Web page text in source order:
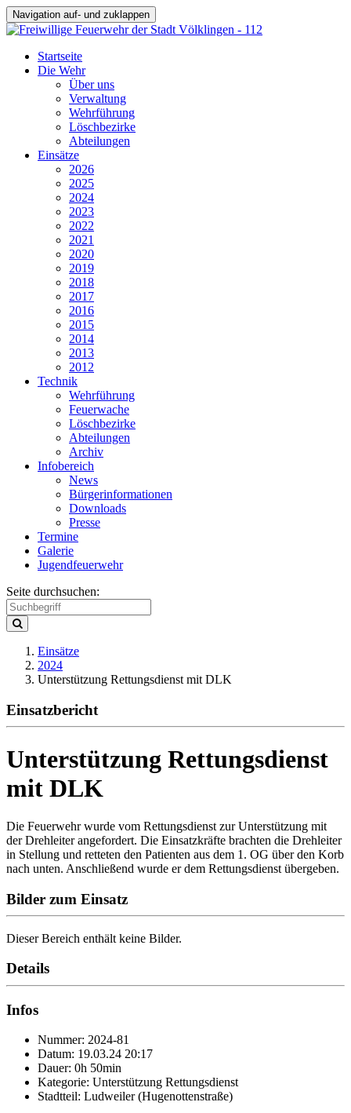
Navigation auf- und zuklappen
Startseite
Die Wehr
Über uns
Verwaltung
Wehrführung
Löschbezirke
Abteilungen
Einsätze
2026
2025
2024
2023
2022
2021
2020
2019
2018
2017
2016
2015
2014
2013
2012
Technik
Wehrführung
Feuerwache
Löschbezirke
Abteilungen
Archiv
Infobereich
News
Bürgerinformationen
Downloads
Presse
Termine
Galerie
Jugendfeuerwehr
Seite durchsuchen:
Einsätze
2024
Unterstützung Rettungsdienst mit DLK
Einsatzbericht
Unterstützung Rettungsdienst
mit DLK
Die Feuerwehr wurde vom Rettungsdienst zur Unterstützung mit
der Drehleiter angefordert. Die Einsatzkräfte brachten die Drehleiter
in Stellung und retteten den Patienten aus dem 1. OG über den Korb
nach unten. Anschließend wurde er dem Rettungsdienst übergeben.
Bilder zum Einsatz
Dieser Bereich enthält keine Bilder.
Details
Infos
Nummer: 2024-81
Datum: 19.03.24 20:17
Dauer: 0h 50min
Kategorie: Unterstützung Rettungsdienst
Stadtteil: Ludweiler (Hugenottenstraße)